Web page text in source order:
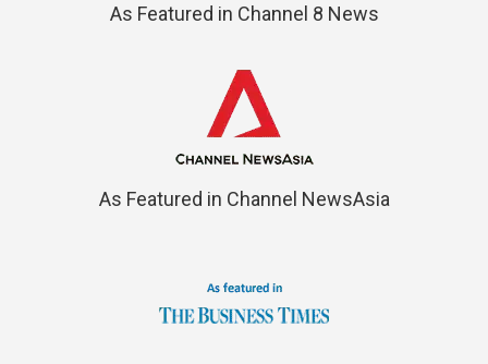
As Featured in Channel 8 News
As Featured in Channel NewsAsia